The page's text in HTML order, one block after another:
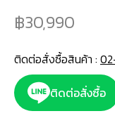
30,990
ติดต่อสั่งซื้อสินค้า :
ติดต่อสั่งซื้อ